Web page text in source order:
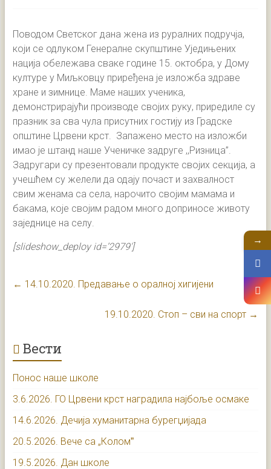
Поводом Светског дана жена из руралних подручја,
који се одлуком Генералне скупштине Уједињених
нација обележава сваке године 15. октобра, у Дому
културе у Миљковцу приређена је изложба здраве
хране и зимнице. Маме наших ученика,
демонстрирајући производе својих руку, приредиле су
празник за сва чула присутних гостију из Градске
општине Црвени крст. Запажено место на изложби
имао је штанд наше Ученичке задруге ,,Ризница”.
Задругари су презентовали продукте својих секција, а
учешћем су желели да одају почаст и захвалност
свим женама са села, нарочито својим мамама и
бакама, које својим радом много доприносе животу
заједнице на селу.
[slideshow_deploy id=’2979′]
← 14.10.2020. Предавање о оралној хигијени
19.10.2020. Стоп – сви на спорт →
Вести
Понос наше школе
3.6.2026. ГО Црвени крст наградила најбоље осмаке
14.6.2026. Дечија хуманитарна бурегџијада
20.5.2026. Вече са „Коломˮ
19.5.2026. Дан школе
→